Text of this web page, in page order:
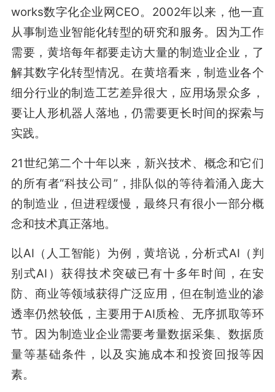
works数字化企业网CEO。2002年以来，他一直
从事制造业智能化转型的研究和服务。因为工作
需要，黄培每年都要走访大量的制造业企业，了
解其数字化转型情况。在黄培看来，制造业各个
细分行业的制造工艺差异很大，应用场景众多，
要让人形机器人落地，仍需要更长时间的探索与
实践。
21世纪第二个十年以来，新兴技术、概念和它们
的所有者“科技公司”，排队似的等待着涌入庞大
的制造业，但进程缓慢，最终只有很小一部分概
念和技术真正落地。
以AI（人工智能）为例，黄培说，分析式AI（判
别式AI）获得技术突破已有十多年时间，在安
防、商业等领域获得广泛应用，但在制造业的渗
透率仍然较低，主要用于AI质检、无序抓取等环
节。因为制造业企业需要考量数据采集、数据质
量等基础条件，以及实施成本和投资回报等因
素。